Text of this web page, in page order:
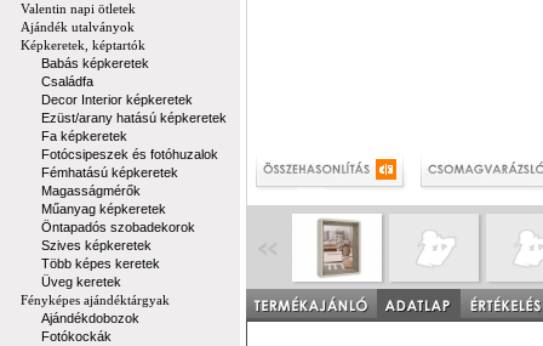
Valentin napi ötletek
Ajándék utalványok
Képkeretek, képtartók
Babás képkeretek
Családfa
Decor Interior képkeretek
Ezüst/arany hatású képkeretek
Fa képkeretek
Fotócsipeszek és fotóhuzalok
Fémhatású képkeretek
Magasságmérők
Műanyag képkeretek
Öntapadós szobadekorok
Szives képkeretek
Több képes keretek
Üveg keretek
Fényképes ajándéktárgyak
Ajándékdobozok
Fotókockák